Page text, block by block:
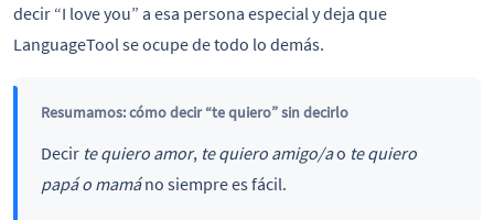
decir “I love you” a esa persona especial y deja que
LanguageTool se ocupe de todo lo demás.
Resumamos: cómo decir “te quiero” sin decirlo
Decir te quiero amor, te quiero amigo/ao te quiero
papá o mamáno siempre es fácil.